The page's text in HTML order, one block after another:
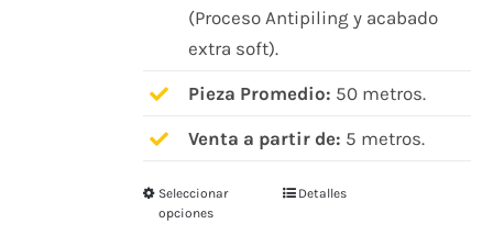
(Proceso Antipiling y acabado
extra soft).
Pieza Promedio: 50 metros.
Venta a partir de: 5 metros.
Seleccionar
opciones
EsteDetalles